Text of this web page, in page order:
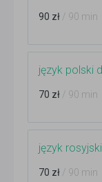
90 zł / 90 min
język polski
70 zł / 90 min
język rosyjski
70 zł / 90 min